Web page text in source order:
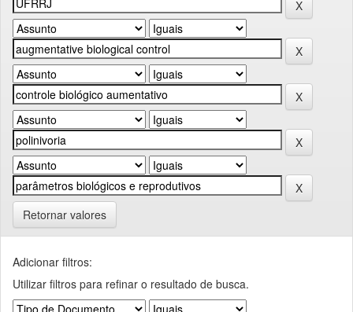
Retornar valores
Adicionar filtros:
Utilizar filtros para refinar o resultado de busca.